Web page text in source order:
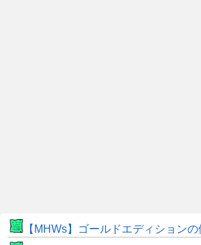
【MHWs】ゴールドエディションの値段今知ったんだ